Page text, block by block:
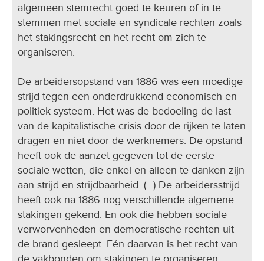
algemeen stemrecht goed te keuren of in te
stemmen met sociale en syndicale rechten zoals
het stakingsrecht en het recht om zich te
organiseren.
De arbeidersopstand van 1886 was een moedige
strijd tegen een onderdrukkend economisch en
politiek systeem. Het was de bedoeling de last
van de kapitalistische crisis door de rijken te laten
dragen en niet door de werknemers. De opstand
heeft ook de aanzet gegeven tot de eerste
sociale wetten, die enkel en alleen te danken zijn
aan strijd en strijdbaarheid. (…) De arbeidersstrijd
heeft ook na 1886 nog verschillende algemene
stakingen gekend. En ook die hebben sociale
verworvenheden en democratische rechten uit
de brand gesleept. Eén daarvan is het recht van